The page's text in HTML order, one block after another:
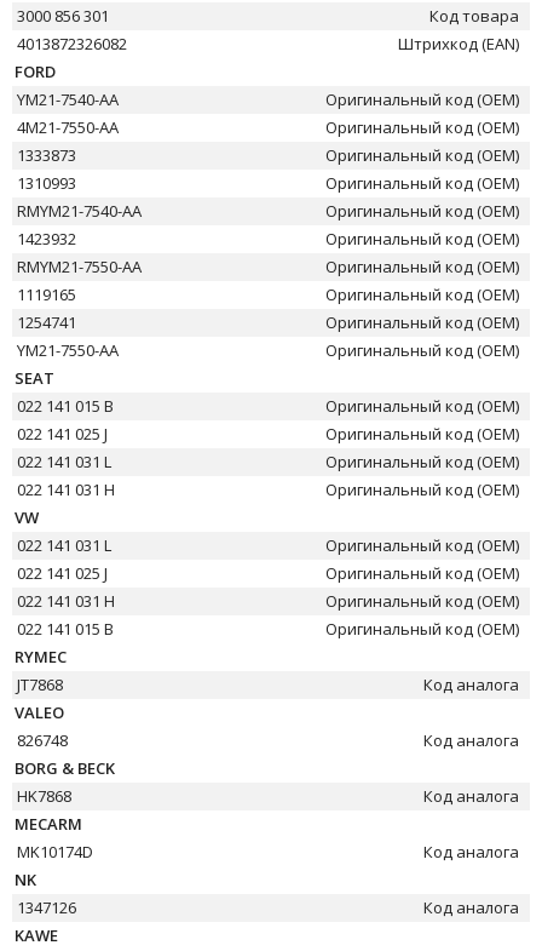
3000 856 301
Код товара
4013872326082
Штрихкод (EAN)
FORD
YM21-7540-AA
Оригинальный код (OEM)
4M21-7550-AA
Оригинальный код (OEM)
1333873
Оригинальный код (OEM)
1310993
Оригинальный код (OEM)
RMYM21-7540-AA
Оригинальный код (OEM)
1423932
Оригинальный код (OEM)
RMYM21-7550-AA
Оригинальный код (OEM)
1119165
Оригинальный код (OEM)
1254741
Оригинальный код (OEM)
YM21-7550-AA
Оригинальный код (OEM)
SEAT
022 141 015 B
Оригинальный код (OEM)
022 141 025 J
Оригинальный код (OEM)
022 141 031 L
Оригинальный код (OEM)
022 141 031 H
Оригинальный код (OEM)
VW
022 141 031 L
Оригинальный код (OEM)
022 141 025 J
Оригинальный код (OEM)
022 141 031 H
Оригинальный код (OEM)
022 141 015 B
Оригинальный код (OEM)
RYMEC
JT7868
Код аналога
VALEO
826748
Код аналога
BORG & BECK
HK7868
Код аналога
MECARM
MK10174D
Код аналога
NK
1347126
Код аналога
KAWE